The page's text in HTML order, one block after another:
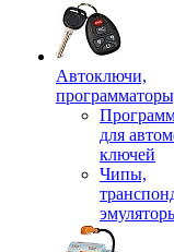
Автоключи,
для
ключей
Чипы,